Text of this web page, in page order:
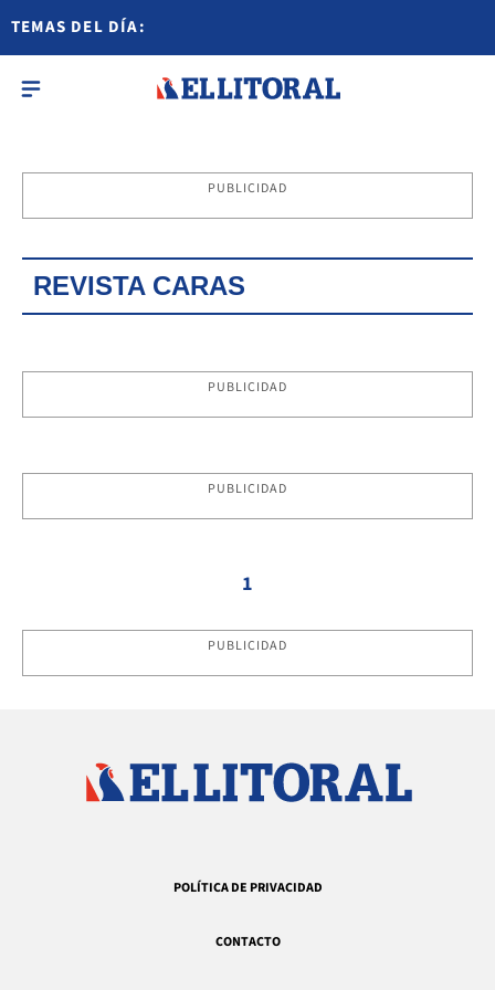
TEMAS DEL DÍA:
PUBLICIDAD
REVISTA CARAS
PUBLICIDAD
PUBLICIDAD
1
PUBLICIDAD
POLÍTICA DE PRIVACIDAD
CONTACTO